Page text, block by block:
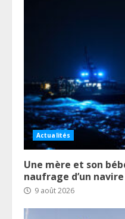
Actualités
Une mère et son
naufrage d’un navire
9 août 2026